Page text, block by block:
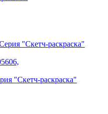
"Скетч-раскраска"